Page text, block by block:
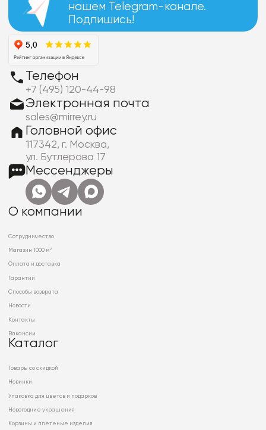
нашем Telegram-канале.
Подпишись!
Телефон
+7 (495) 120-44-98
Электронная почта
sales@mirrey.ru
Головной офис
117342, г. Москва,
ул. Бутлерова 17
Мессенджеры
О компании
Сотрудничество
Магазин 1000 м²
Оплата и доставка
Гарантии
Способы возврата
Новости
Контакты
Вакансии
Каталог
Товары со скидкой
Новинки
Упаковка для цветов и подарков
Новогодние украшения
Корзины и плетеные изделия